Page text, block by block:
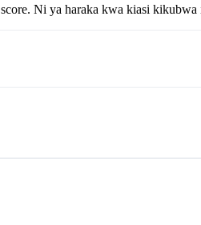
Ni ya haraka kwa kiasi